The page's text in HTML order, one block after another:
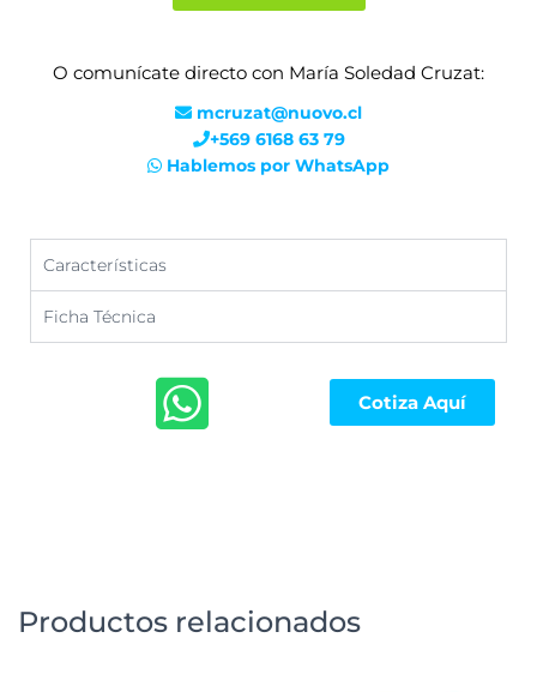
O comunícate directo con María Soledad Cruzat:
mcruzat@nuovo.cl
+569 6168 63 79
Hablemos por WhatsApp
Características
Ficha Técnica
Cotiza Aquí
Productos relacionados